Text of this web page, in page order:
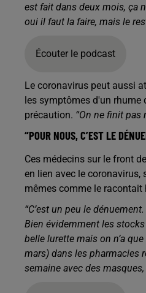
est fait dans deux mois, ça
oui il faut la faire, mais le
Écouter le podcast
Le coronavirus peut aussi
les symptômes d'un rhume
précaution. “On ne finit pas
“POUR NOUS, C’EST LE
Ces médecins sur le front
en lien avec le
mêmes comme le racontait
“C’est un peu le
Bien évidemment les
belle lurette mais on n’a
mars) dans les pharmacies
semaine avec des